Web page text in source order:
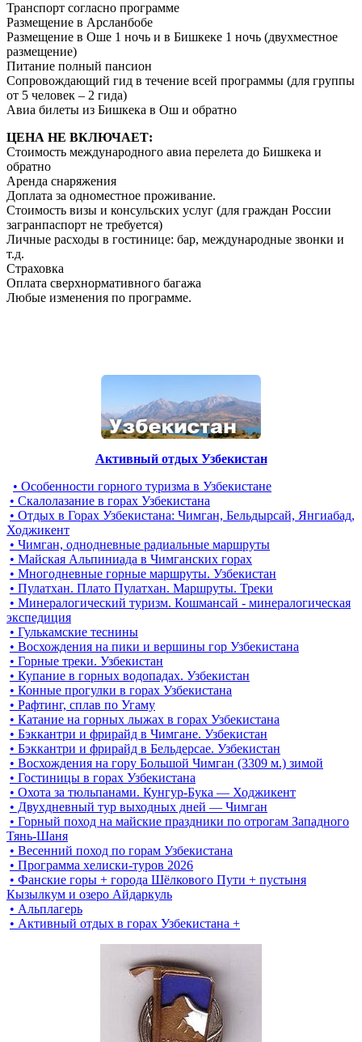
Транспорт согласно программе
Размещение в Арсланбобе
Размещение в Оше 1 ночь и в Бишкеке 1 ночь (двухместное
размещение)
Питание полный пансион
Сопровождающий гид в течение всей программы (для группы
от 5 человек – 2 гида)
Авиа билеты из Бишкека в Ош и обратно
ЦЕНА НЕ ВКЛЮЧАЕТ:
Стоимость международного авиа перелета до Бишкека и
обратно
Аренда снаряжения
Доплата за одноместное проживание.
Стоимость визы и консульских услуг (для граждан России
загранпаспорт не требуется)
Личные расходы в гостинице: бар, международные звонки и
т.д.
Страховка
Оплата сверхнормативного багажа
Любые изменения по программе.
Активный отдых Узбекистан
• Особенности горного туризма в Узбекистане
• Скалолазание в горах Узбекистана
• Отдых в Горах Узбекистана: Чимган, Бельдырсай, Янгиабад,
Ходжикент
• Чимган, однодневные радиальные маршруты
• Майская Альпиниада в Чимганских горах
• Многодневные горные маршруты. Узбекистан
• Пулатхан. Плато Пулатхан. Маршруты. Треки
• Минералогический туризм. Кошмансай - минералогическая
экспедиция
• Гулькамские теснины
• Восхождения на пики и вершины гор Узбекистана
• Горные треки. Узбекистан
• Купание в горных водопадах. Узбекистан
• Конные прогулки в горах Узбекистана
• Рафтинг, сплав по Угаму
• Катание на горных лыжах в горах Узбекистана
• Бэккантри и фрирайд в Чимгане. Узбекистан
• Бэккантри и фрирайд в Бельдерсае. Узбекистан
• Восхождения на гору Большой Чимган (3309 м.) зимой
• Гостиницы в горах Узбекистана
• Охота за тюльпанами. Кунгур-Бука — Ходжикент
• Двухдневный тур выходных дней — Чимган
• Горный поход на майские праздники по отрогам Западного
Тянь-Шаня
• Весенний поход по горам Узбекистана
• Программа хелиски-туров 2026
• Фанские горы + города Шёлкового Пути + пустыня
Кызылкум и озеро Айдаркуль
• Альплагерь
• Активный отдых в горах Узбекистана +